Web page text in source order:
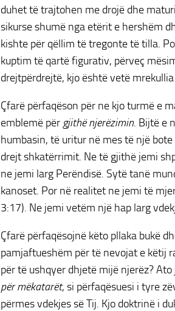
duhet të trajtohen me drojë dhe
sikurse shumë nga etërit e hershëm
kishte për qëllim të tregonte të tilla.
kuptim të qartë figurativ, përveç
drejtpërdrejtë, kjo është vetë
Çfarë përfaqëson për ne kjo turmë e
emblemë për gjithë njerëzimin. Bijtë e
humbasin, të uritur në mes të një
drejt shkatërrimit. Ne të gjithë jemi
ne jemi larg Perëndisë. Sytë tanë
kanoset. Por në realitet ne jemi të
3:17). Ne jemi vetëm një hap larg
Çfarë përfaqësojnë këto pllaka bukë
pamjaftueshëm për të nevojat e këtij
për të ushqyer dhjetë mijë njerëz?
për mëkatarët, si përfaqësuesi i tyre
përmes vdekjes së Tij. Kjo doktrinë i